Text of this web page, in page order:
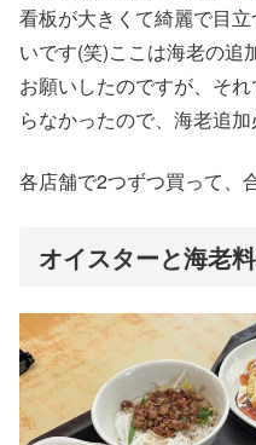
看板が大きくて綺麗で目
いです(笑)ここは海老の追
お願いしたのですが、そ
らなかったので、海老追加
各店舗で2つずつ買って、
オイスターと海老